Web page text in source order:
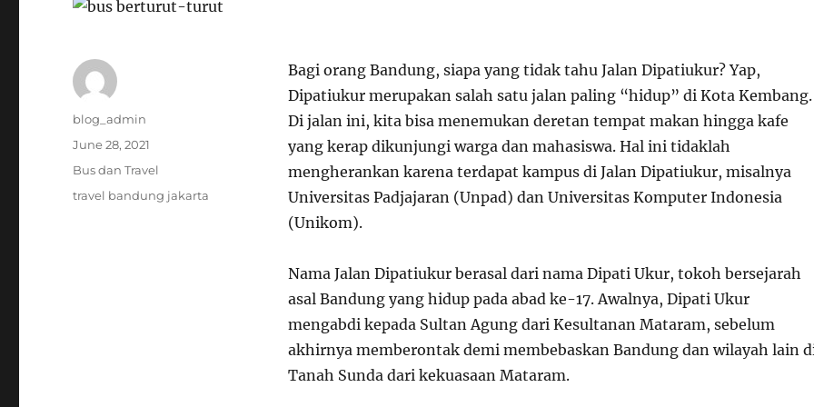
Bagi orang Bandung, siapa yang tidak tahu Jalan Dipatiukur? Yap,
Dipatiukur merupakan salah satu jalan paling “hidup” di Kota Kembang.
Di jalan ini, kita bisa menemukan deretan tempat makan hingga kafe
yang kerap dikunjungi warga dan mahasiswa. Hal ini tidaklah
mengherankan karena terdapat kampus di Jalan Dipatiukur, misalnya
Universitas Padjajaran (Unpad) dan Universitas Komputer Indonesia
(Unikom).
Nama Jalan Dipatiukur berasal dari nama Dipati Ukur, tokoh bersejarah
asal Bandung yang hidup pada abad ke-17. Awalnya, Dipati Ukur
mengabdi kepada Sultan Agung dari Kesultanan Mataram, sebelum
akhirnya memberontak demi membebaskan Bandung dan wilayah lain
Tanah Sunda dari kekuasaan Mataram.
Author
blog_admin
Posted
June 28, 2021
Categories
Bus dan Travel
Tags
travel bandung jakarta